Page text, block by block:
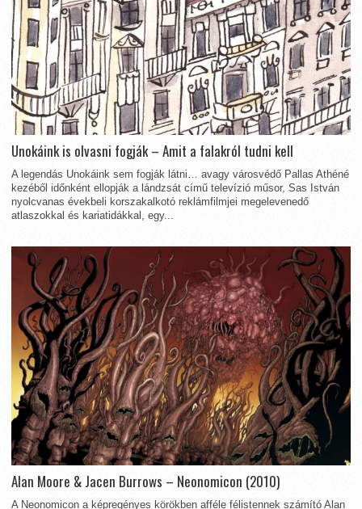
Unokáink is olvasni fogják – Amit a falakról tudni kell
A legendás Unokáink sem fogják látni… avagy városvédő Pallas Athéné
kezéből időnként ellopják a lándzsát című televízió műsor, Sas István
nyolcvanas évekbeli korszakalkotó reklámfilmjei megelevenedő
atlaszokkal és kariatidákkal, egy...
Alan Moore & Jacen Burrows – Neonomicon (2010)
A Neonomicon a képregényes körökben afféle félistennek számító Alan